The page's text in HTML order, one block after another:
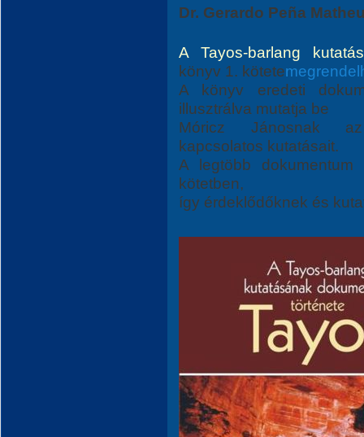
Dr. Gerardo Peña
A Tayos-barlang
könyv 1. kötete
A könyv eredeti
illusztrálva mutatja be
Móricz Jánosnak az
kapcsolatos kutatásait.
A legtöbb
kötetben,
így érdeklődőknek és